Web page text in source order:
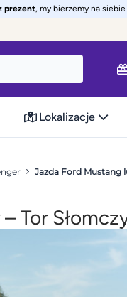
prezent, my bierzemy na
Lokalizacje
Jazda Ford Mustang
Tor